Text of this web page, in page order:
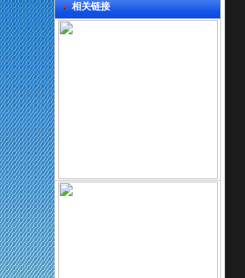
相关链接